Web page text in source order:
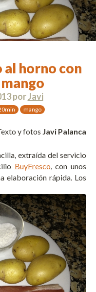
al horno con
porJavi
mango
y fotos Javi Palanca
extraída del servicio
BuyFresco, con unos
elaboración rápida. Los